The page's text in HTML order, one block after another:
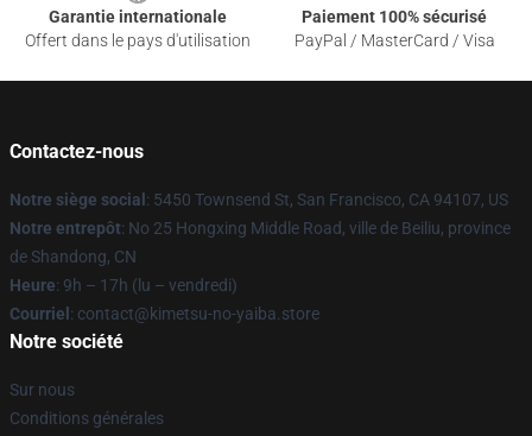
Garantie internationale
Offert dans le pays d'utilisation
Paiement 100% sécurisé
PayPal / MasterCard / Visa
Contactez-nous
Notre siège social : 5450 Townsend St, San Francisco, CA 94107, US
Notre entrepôt: No 25 Hongxing Middle Road, ville de Beiliu, province
de Shandong, CN
Heure: 9h – 17h (lu – vendredi)
Courriel : contact@kimetsu-no-yaiba.store
Notre société
Sur nous
Conditions générales